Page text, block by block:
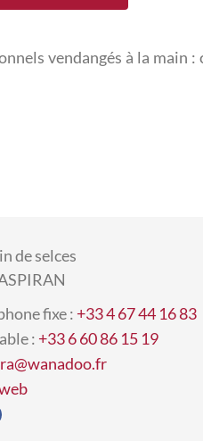
vendangés à la main
de selces
fixe : +33 4 67 44 16 83
: +33 6 60 86 15 19